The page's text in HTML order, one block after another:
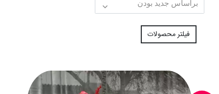
فیلتر محصولات